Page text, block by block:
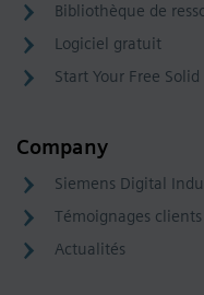
Bibliothèque de
Logiciel gratuit
Start Your Free Solid
Company
Siemens Digital
Témoignages clients
Actualités